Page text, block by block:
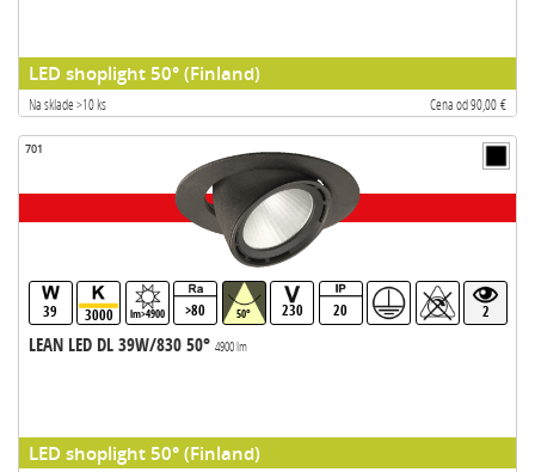
LED shoplight 50° (Finland)
Na sklade >10 ks Cena od 90,00 €
701
39 3000 lm>4900 >80 50° 230 20 2
LEAN LED DL 39W/830 50° 4900 lm
LED shoplight 50° (Finland)